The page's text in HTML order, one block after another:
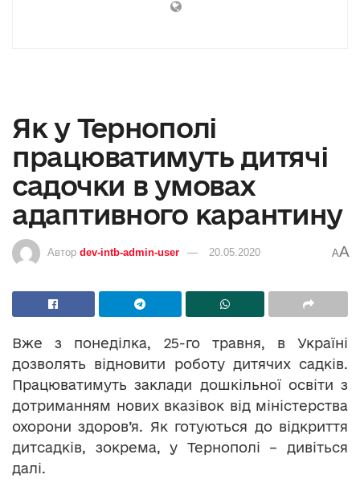
Як у Тернополі
працюватимуть дитячі
садочки в умовах
адаптивного карантину
Автор dev-intb-admin-user 20.05.2020 AA
Вже з понеділка, 25-го травня, в Україні
дозволять відновити роботу дитячих садків.
Працюватимуть заклади дошкільної освіти з
дотриманням нових вказівок від міністерства
охорони здоров’я. Як готуються до відкриття
дитсадків, зокрема, у Тернополі – дивіться
далі.